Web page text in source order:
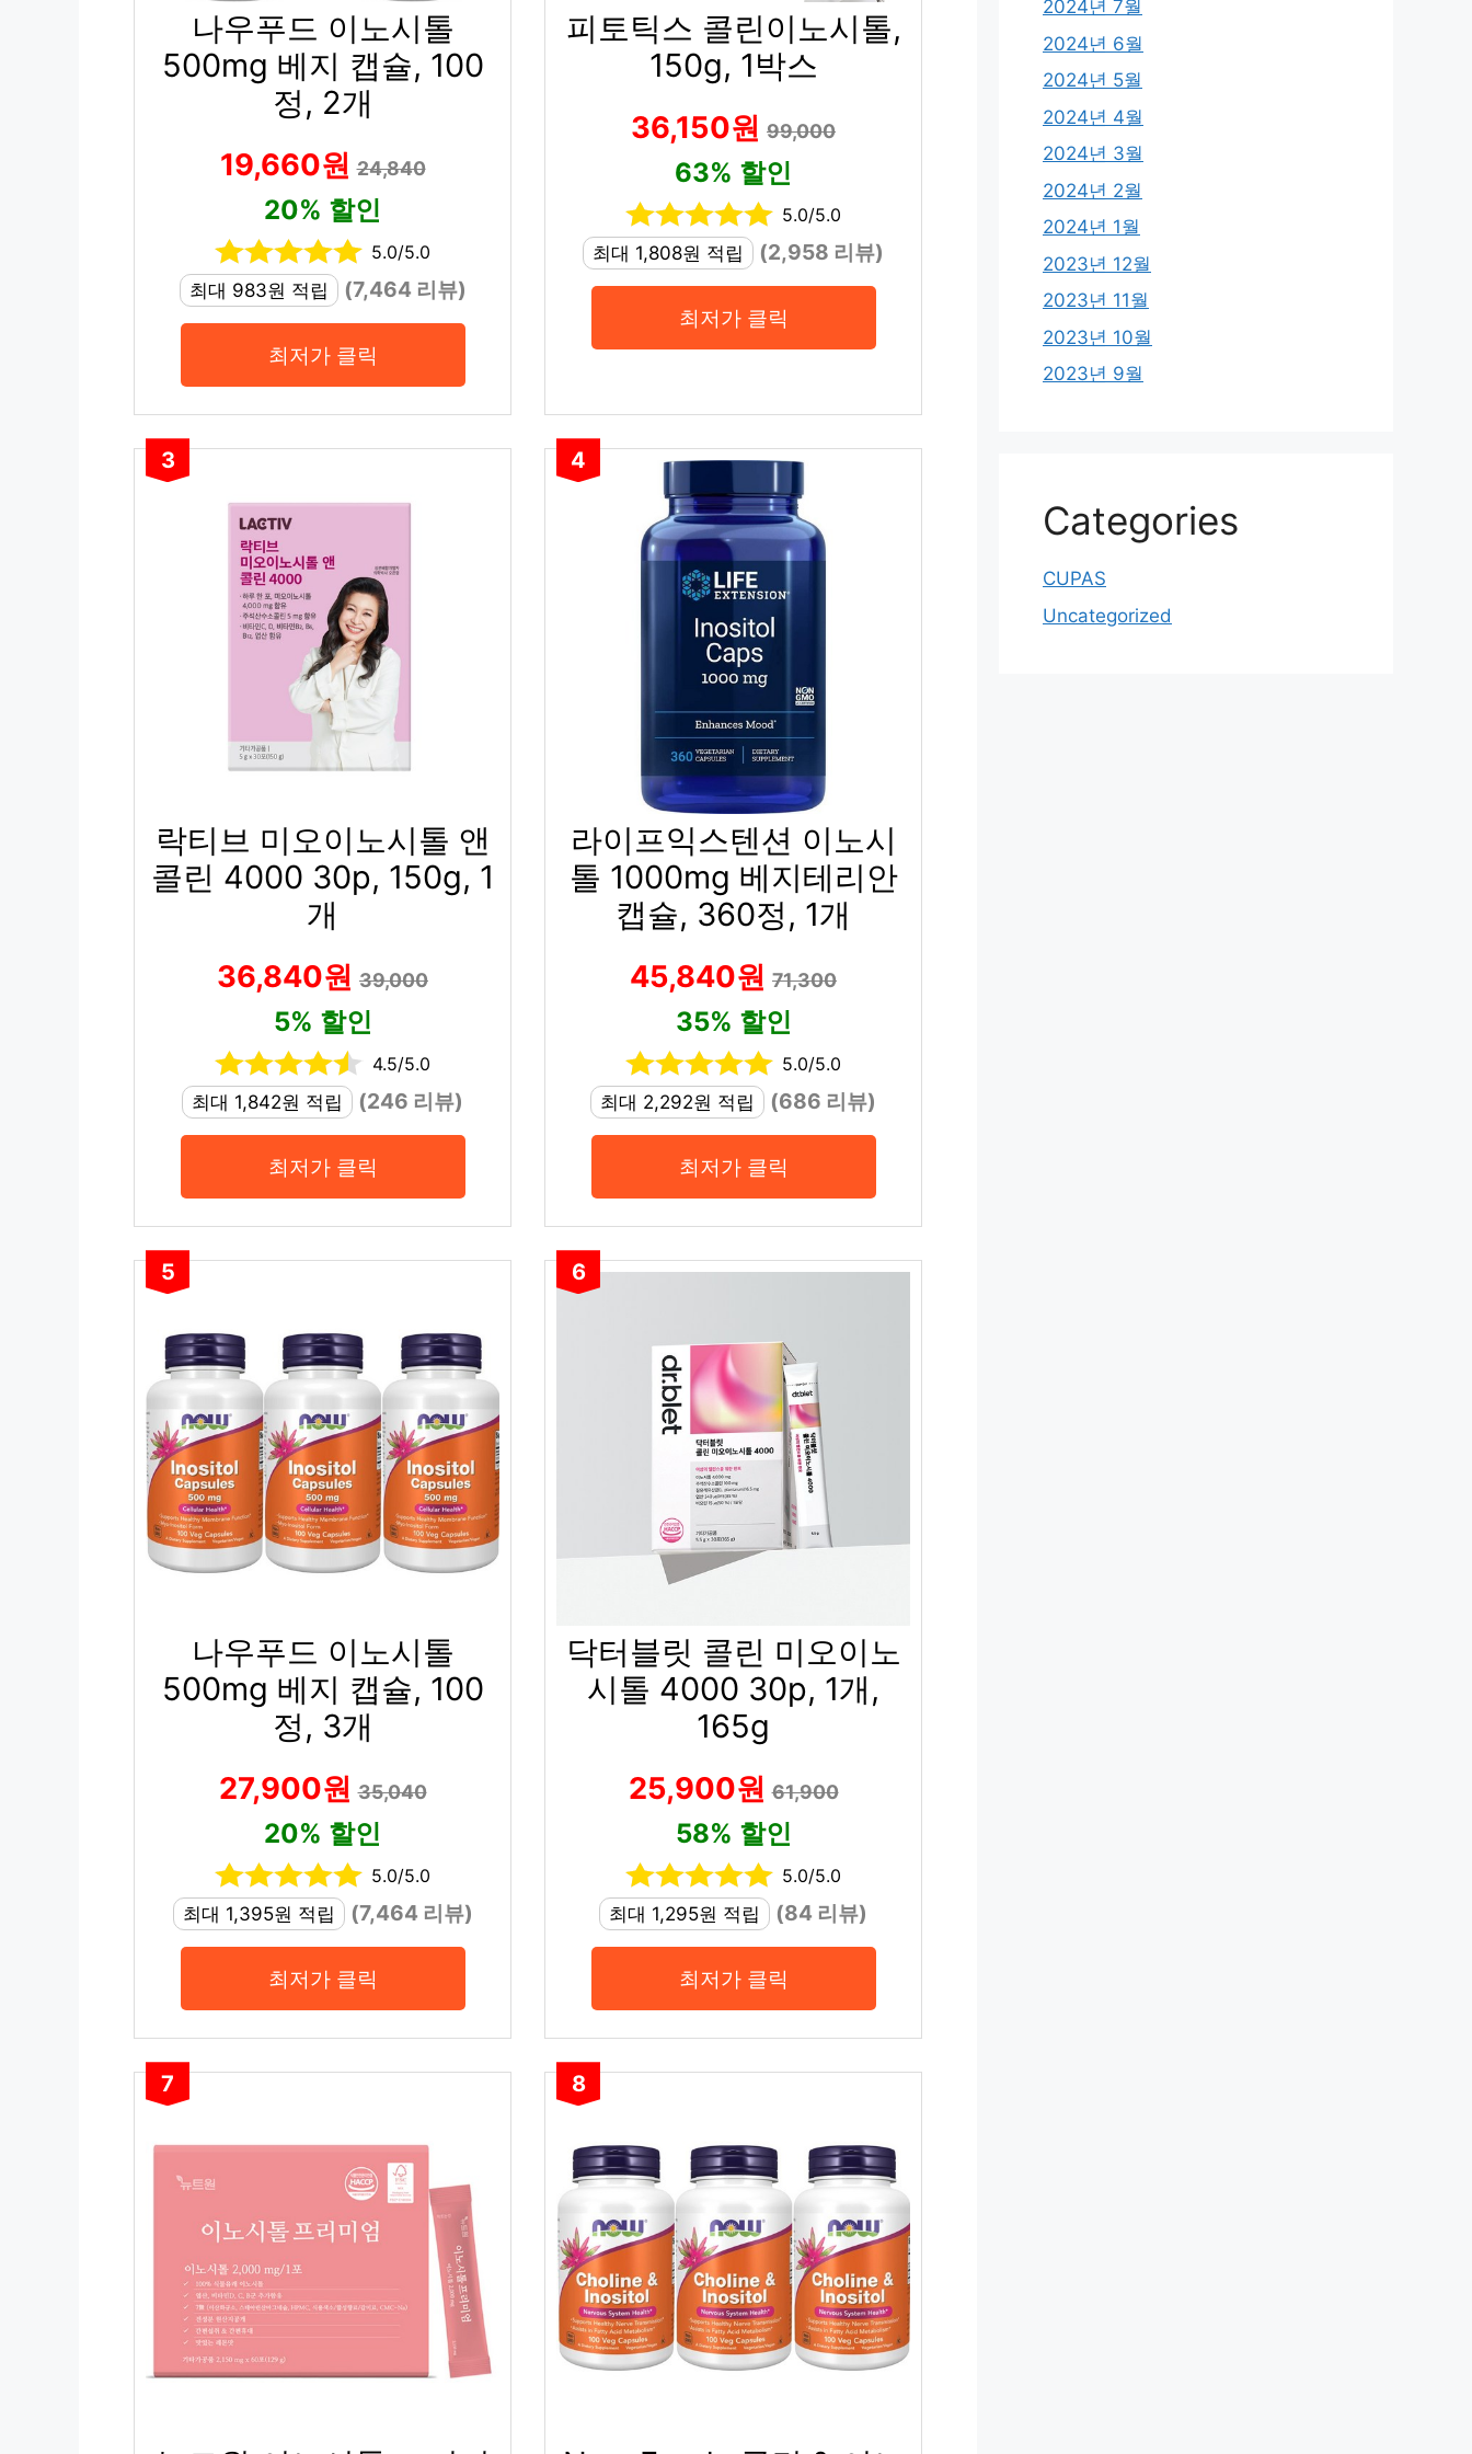
나우푸드 이노시톨
500mg 베지 캡슐, 100
정, 2개
19,660원24,840
20% 할인
5.0/5.0
최대 983원 적립
(7,464 리뷰)
최저가 클릭
피토틱스 콜린이노시톨,
150g, 1박스
36,150원 99,000
63% 할인
5.0/5.0
최대 1,808원 적립
(2,958 리뷰)
최저가 클릭
3
락티브 미오이노시톨 앤
콜린 4000 30p, 150g, 1
개
36,840원 39,000
5% 할인
4.5/5.0
최대 1,842원 적립
(246 리뷰)
최저가 클릭
4
라이프익스텐션 이노시
톨 1000mg 베지테리안
캡슐, 360정, 1개
45,840원 71,300
35% 할인
5.0/5.0
최대 2,292원 적립
(686 리뷰)
최저가 클릭
5
나우푸드 이노시톨
500mg 베지 캡슐, 100
정, 3개
27,900원35,040
20% 할인
5.0/5.0
최대 1,395원 적립
(7,464 리뷰)
최저가 클릭
6
닥터블릿 콜린 미오이노
시톨 4000 30p, 1개,
165g
25,900원61,900
58% 할인
5.0/5.0
최대 1,295원 적립
(84 리뷰)
최저가 클릭
7 8
2024년 7월
2024년 6월
2024년 5월
2024년 4월
2024년 3월
2024년 2월
2024년 1월
2023년 12월
2023년 11월
2023년 10월
2023년 9월
Categories
CUPAS
Uncategorized